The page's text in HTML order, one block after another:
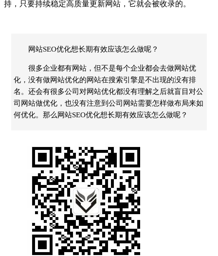
持，只要持续稳定高质量更新网站，它就会被收录的。
网站SEO优化想长期有效应该怎么做呢？
很多企业都有网站，但不是每个企业都会去做网站优
化，没有做网站优化的网站在搜索引擎是不出现的没有排
名。还会有很多公司对网站优化都没有理解之后就盲目对公
司网站做优化，也没有注意到公司网站需要怎样做布局来如
何优化。那么网站SEO优化想长期有效应该怎么做呢？